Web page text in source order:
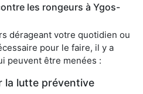
les rongeurs à Ygos-
dérageant votre quotidien ou
pour le faire, il y a
peuvent être menées :
la lutte préventive